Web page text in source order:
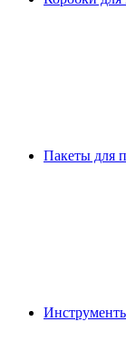
Пакеты для